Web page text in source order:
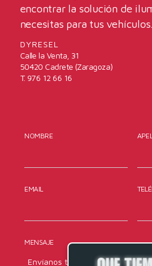
encontrar la solución de
necesitas para tus vehículos.
DYRESEL
Calle la Venta, 31
50420 Cadrete (Zaragoza)
T. 976 12 66 16
NOMBRE
EMAIL
MENSAJE